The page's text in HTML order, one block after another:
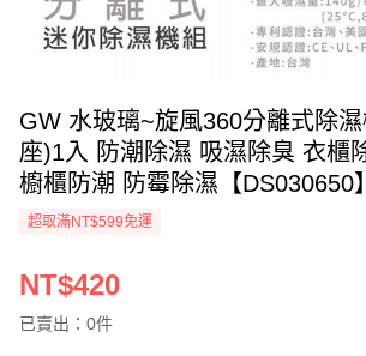
GW 水玻璃~旋風360分離式除
座)1入 防潮除濕 吸濕除臭 衣櫃
櫥櫃防潮 防霉除濕【DS030650
超取滿NT$599免運
NT$420
已賣出：0件